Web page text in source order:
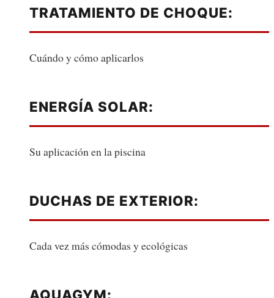
TRATAMIENTO DE CHOQUE:
Cuándo y cómo aplicarlos
ENERGÍA SOLAR:
Su aplicación en la piscina
DUCHAS DE EXTERIOR:
Cada vez más cómodas y ecológicas